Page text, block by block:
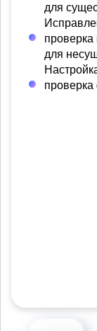
для
проверка
для